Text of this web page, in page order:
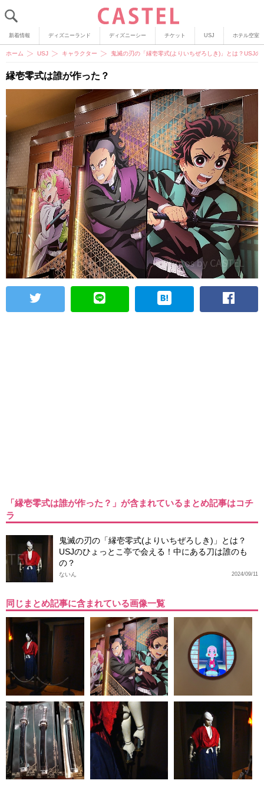
新着情報 ディズニーランド ディズニーシー チケット USJ ホテル空室
ホーム USJ キャラクター 鬼滅の刃の「縁壱零式(よりいちぜろしき)」とは？USJ
縁壱零式は誰が作った？
「縁壱零式は誰が作った？」が含まれているまとめ記事はコチ
ラ
鬼滅の刃の「縁壱零式(よりいちぜろしき)」とは？
USJのひょっとこ亭で会える！中にある刀は誰のも
の？
2024/09/11
ないん
同じまとめ記事に含まれている画像一覧